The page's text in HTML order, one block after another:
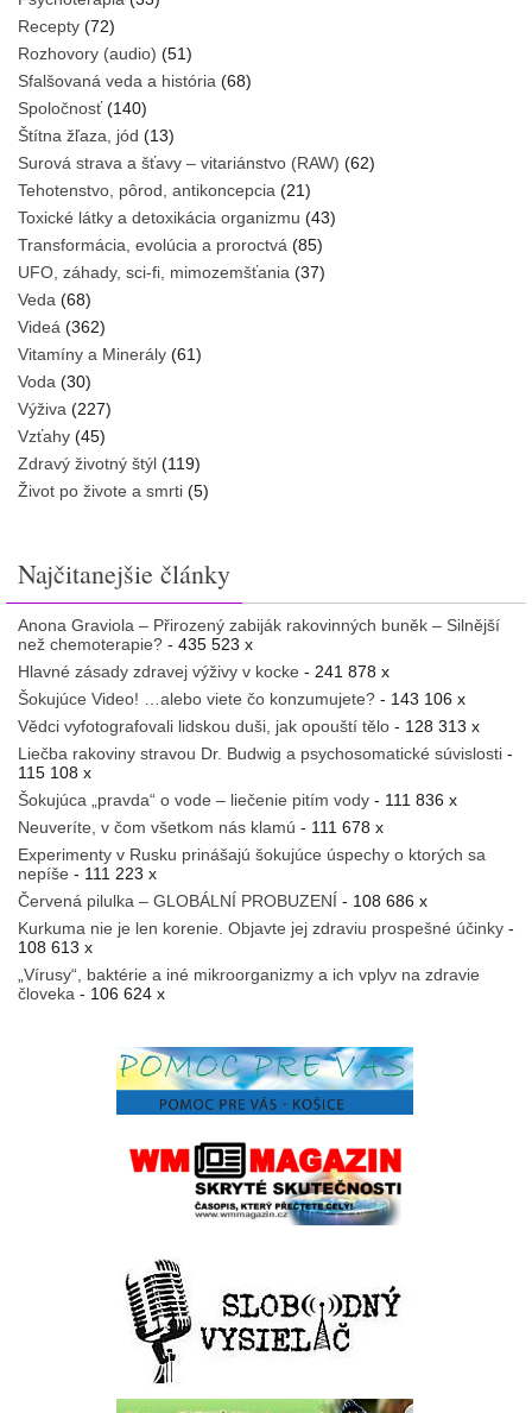
Recepty (72)
Rozhovory (audio) (51)
Sfalšovaná veda a história (68)
Spoločnosť(140)
Štítna žľaza, jód (13)
Surová strava a šťavy – vitariánstvo (RAW) (62)
Tehotenstvo, pôrod, antikoncepcia (21)
Toxické látky a detoxikácia organizmu (43)
Transformácia, evolúcia a proroctvá (85)
UFO, záhady, sci-fi, mimozemšťania (37)
Veda (68)
Videá (362)
Vitamíny a Minerály (61)
Voda (30)
Výživa (227)
Vzťahy (45)
Zdravý životný štýl (119)
Život po živote a smrti (5)
Najčitanejšie články
Anona Graviola – Přirozený zabiják rakovinných buněk – Silnější
než chemoterapie? - 435 523 x
Hlavné zásady zdravej výživy v kocke - 241 878 x
Šokujúce Video! …alebo viete čo konzumujete? - 143 106 x
Vědci vyfotografovali lidskou duši, jak opouští tělo - 128 313 x
Liečba rakoviny stravou Dr. Budwig a psychosomatické súvislosti -
115 108 x
Šokujúca „pravda“ o vode – liečenie pitím vody - 111 836 x
Neuveríte, v čom všetkom nás klamú - 111 678 x
Experimenty v Rusku prinášajú šokujúce úspechy o ktorých sa
nepíše - 111 223 x
Červená pilulka – GLOBÁLNÍ PROBUZENÍ - 108 686 x
Kurkuma nie je len korenie. Objavte jej zdraviu prospešné účinky -
108 613 x
„Vírusy“, baktérie a iné mikroorganizmy a ich vplyv na zdravie
človeka - 106 624 x